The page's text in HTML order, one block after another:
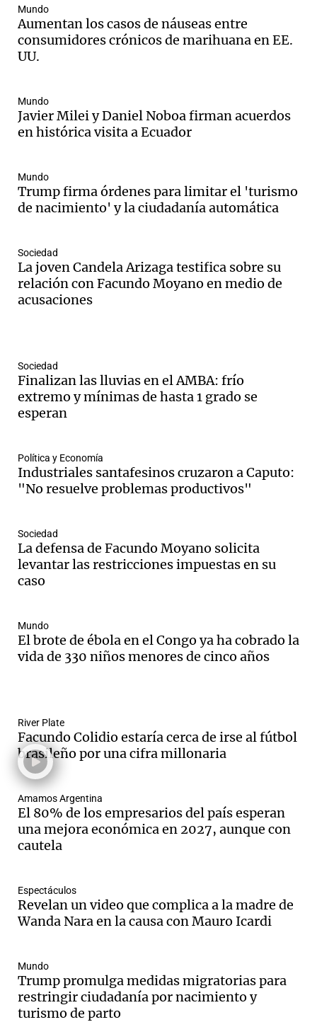
Mundo
Aumentan los casos de náuseas entre
consumidores crónicos de marihuana en EE.
UU.
Mundo
Javier Milei y Daniel Noboa firman acuerdos
en histórica visita a Ecuador
Mundo
Trump firma órdenes para limitar el 'turismo
de nacimiento' y la ciudadanía automática
Sociedad
La joven Candela Arizaga testifica sobre su
relación con Facundo Moyano en medio de
acusaciones
Sociedad
Finalizan las lluvias en el AMBA: frío
extremo y mínimas de hasta 1 grado se
esperan
Política y Economía
Industriales santafesinos cruzaron a Caputo:
"No resuelve problemas productivos"
Sociedad
La defensa de Facundo Moyano solicita
levantar las restricciones impuestas en su
caso
Mundo
El brote de ébola en el Congo ya ha cobrado la
vida de 330 niños menores de cinco años
River Plate
Facundo Colidio estaría cerca de irse al fútbol
brasileño por una cifra millonaria
Amamos Argentina
El 80% de los empresarios del país esperan
una mejora económica en 2027, aunque con
cautela
Espectáculos
Revelan un video que complica a la madre de
Wanda Nara en la causa con Mauro Icardi
Mundo
Trump promulga medidas migratorias para
restringir ciudadanía por nacimiento y
turismo de parto
Notas
Notas